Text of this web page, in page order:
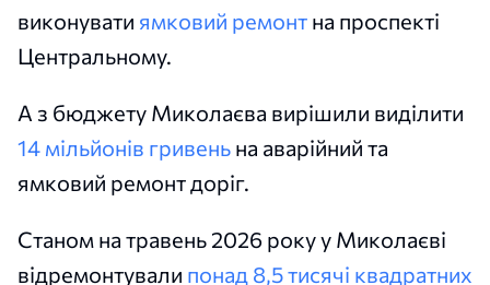
виконувати ямковий ремонт на проспекті
Центральному.
А з бюджету Миколаєва вирішили виділити
14 мільйонів гривень на аварійний та
ямковий ремонт доріг.
Станом на травень 2026 року у Миколаєві
відремонтували понад 8,5 тисячі квадратних